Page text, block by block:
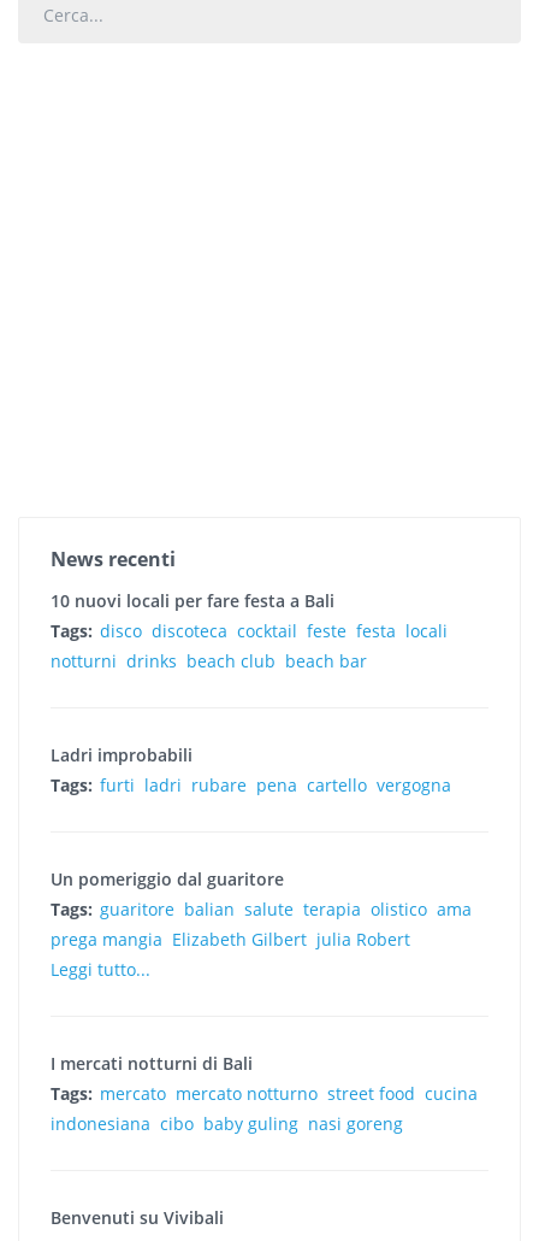
News recenti
10 nuovi locali per fare festa a Bali
Tags: disco discoteca cocktail feste festa locali
notturni drinks beach club beach bar
Ladri improbabili
Tags: furti ladri rubare pena cartello vergogna
Un pomeriggio dal guaritore
Tags: guaritore balian salute terapia olistico ama
prega mangia Elizabeth Gilbert julia Robert
Leggi tutto...
I mercati notturni di Bali
Tags: mercato mercato notturno street food cucina
indonesiana cibo baby guling nasi goreng
Benvenuti su Vivibali